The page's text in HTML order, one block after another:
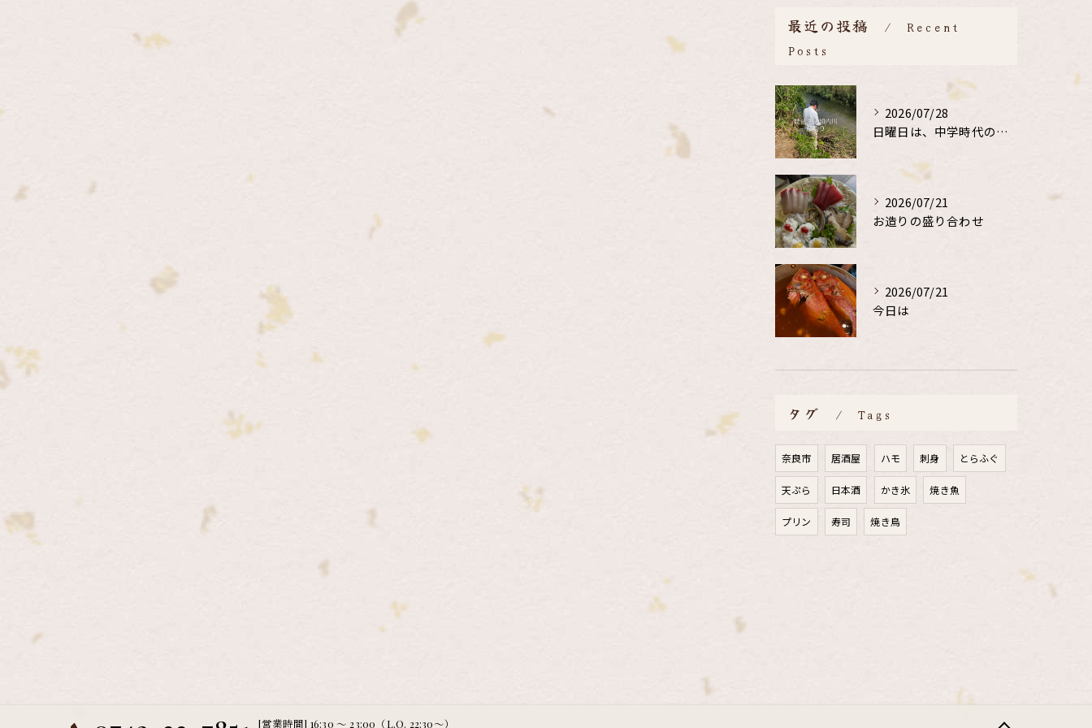
最近の投稿
Recent
Posts
2026/07/28
日曜日は、中学時代の、同級生と鮎釣り
2026/07/21
お造りの盛り合わせ
2026/07/21
今日は
タグ Tags
奈良市 居酒屋 ハモ 刺身 とらふぐ
天ぷら 日本酒 かき氷 焼き魚
プリン 寿司 焼き鳥
[営業時間] 16:30 ～ 23:00（L.O. 22:30～）